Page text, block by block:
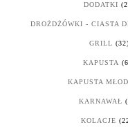
DODATKI
DROŻDŻÓWKI - CIASTA
GRILL (32)
KAPUSTA
KAPUSTA
KARNAWAŁ
KOLACJE